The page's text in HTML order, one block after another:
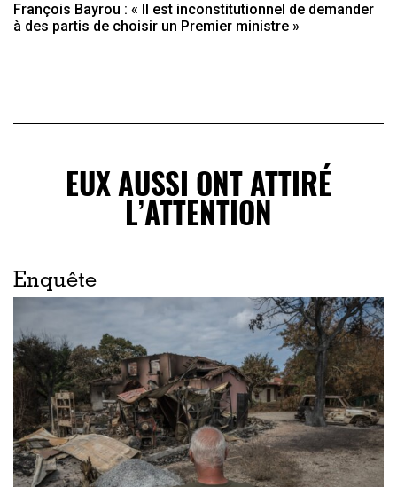
François Bayrou : « Il est inconstitutionnel de demander
à des partis de choisir un Premier ministre »
EUX AUSSI ONT ATTIRÉ
L’ATTENTION
Enquête